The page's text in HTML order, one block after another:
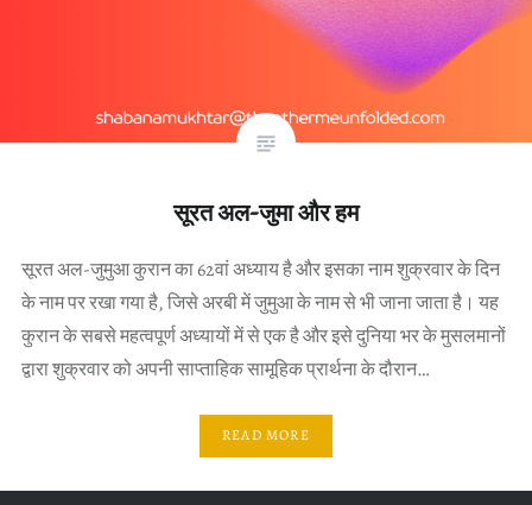
सूरत अल-जुमा और हम
सूरत अल-जुमुआ कुरान का 62वां अध्याय है और इसका नाम शुक्रवार के दिन
के नाम पर रखा गया है, जिसे अरबी में जुमुआ के नाम से भी जाना जाता है। यह
कुरान के सबसे महत्वपूर्ण अध्यायों में से एक है और इसे दुनिया भर के मुसलमानों
द्वारा शुक्रवार को अपनी साप्ताहिक सामूहिक प्रार्थना के दौरान…
READ MORE